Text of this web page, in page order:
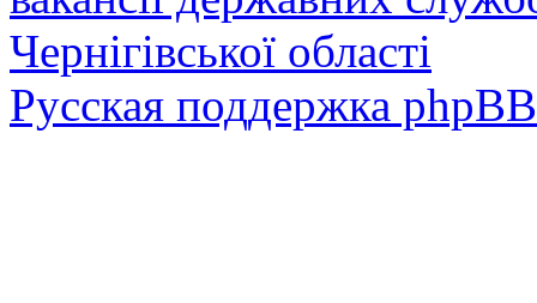
Чернігівської області
Русская поддержка phpBB